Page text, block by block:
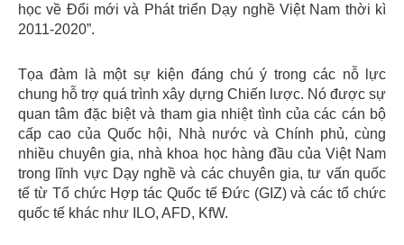
học về Đổi mới và Phát triển Dạy nghề Việt Nam thời kì
2011-2020”.
Tọa đàm là một sự kiện đáng chú ý trong các nỗ lực
chung hỗ trợ quá trình xây dựng Chiến lược. Nó được sự
quan tâm đặc biệt và tham gia nhiệt tình của các cán bộ
cấp cao của Quốc hội, Nhà nước và Chính phủ, cùng
nhiều chuyên gia, nhà khoa học hàng đầu của Việt Nam
trong lĩnh vực Dạy nghề và các chuyên gia, tư vấn quốc
tế từ Tổ chức Hợp tác Quốc tế Đức (GIZ) và các tổ chức
quốc tế khác như ILO, AFD, KfW.